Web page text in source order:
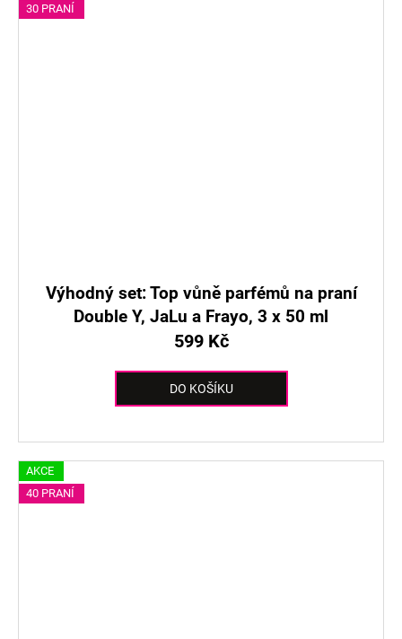
30 PRANÍ
Výhodný set: Top vůně parfémů na praní
Double Y, JaLu a Frayo, 3 x 50 ml
599 Kč
DO KOŠÍKU
AKCE
40 PRANÍ